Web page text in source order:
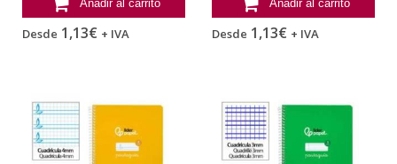
Añadir al carrito
Desde 1,13€ + IVA
Añadir al carrito
Desde 1,13€ + IVA